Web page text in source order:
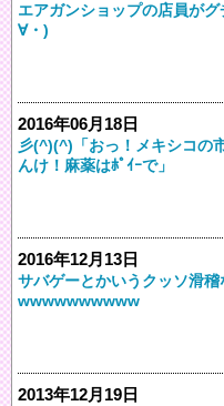
エアガンショップの店員がグ
∀・)
2016年06月18日
彡(^)(^)「おっ！メキシコの
んけ！麻薬はﾎﾟｲｰで」
2016年12月13日
サバゲーとかいうクッソ滑
wwwwwwwwww
2013年12月19日